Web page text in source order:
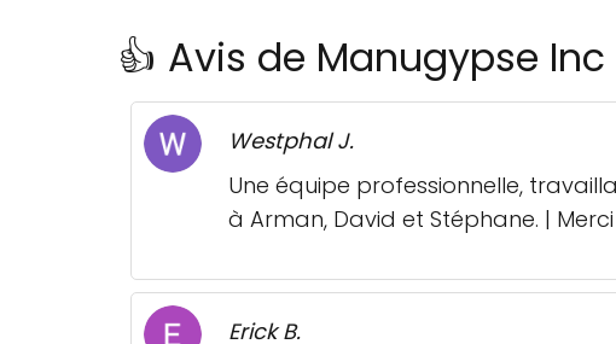
👍 Avis de Manugypse Inc
Westphal J.
Une équipe professionnelle,
à Arman, David et Stéphane. |
Erick B.